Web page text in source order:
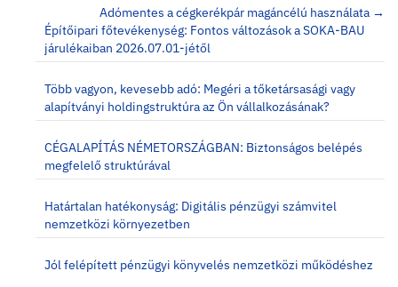
Adómentes a cégkerékpár magáncélú használata →
Építőipari főtevékenység: Fontos változások a SOKA-BAU
járulékaiban 2026.07.01-jétől
Több vagyon, kevesebb adó: Megéri a tőketársasági vagy
alapítványi holdingstruktúra az Ön vállalkozásának?
CÉGALAPÍTÁS NÉMETORSZÁGBAN: Biztonságos belépés
megfelelő struktúrával
Határtalan hatékonyság: Digitális pénzügyi számvitel
nemzetközi környezetben
Jól felépített pénzügyi könyvelés nemzetközi működéshez